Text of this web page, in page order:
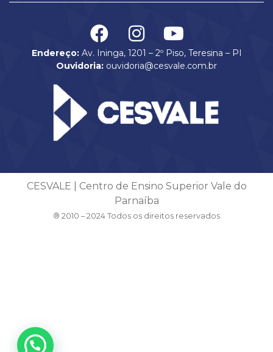
Endereço:Av. Ininga, 1201 – 2º Piso, Teresina – PI
Ouvidoria: ouvidoria@cesvale.com.br
CESVALE | Centro de Ensino Superior Vale do
Parnaíba
® 2010 – 2024 Todos os direitos reservados